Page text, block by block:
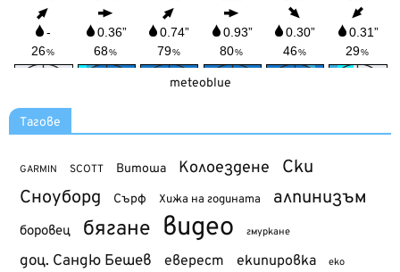
meteoblue
Тагове
GARMIN SCOTT Витоша Колоездене Ски
Сноуборд Сърф Хижа на годината алпинизъм
боровец бягане видео гмуркане
доц. Сандю Бешев еверест екипировка еко